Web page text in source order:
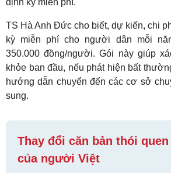
TS Hà Anh Đức cho biết, dự kiến, chi
kỳ miễn phí cho người dân mỗi
350.000 đồng/người. Gói này giúp
khỏe ban đầu, nếu phát hiện bất
hướng dẫn chuyển đến các cơ sở
sung.
Thay đổi căn bản thói
của người Việt